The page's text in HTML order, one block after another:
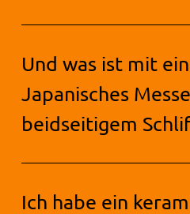
Sie wie bei einem
Wellenschliff vor.
Und was ist mit
Japanisches
beidseitigem
nicht von dem für
Ich habe ein